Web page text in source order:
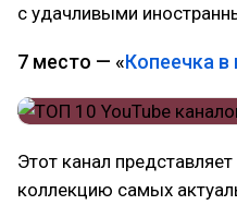
с удачливыми
7 место — «Копеечка
Этот канал
коллекцию самых